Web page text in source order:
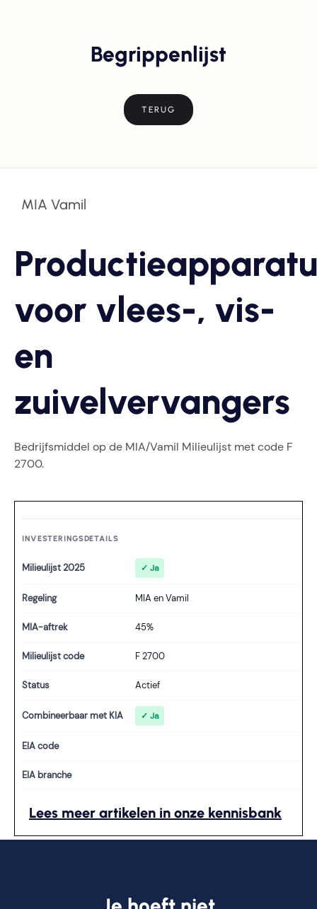
Begrippenlijst
TERUG
MIA Vamil
voor vlees-, vis-
en
zuivelvervangers
Bedrijfsmiddel op de MIA/Vamil Milieulijst met code F
2700.
INVESTERINGSDETAILS
Milieulijst 2025 ✓ Ja
Regeling MIA en Vamil
MIA-aftrek 45%
Milieulijst code F 2700
Status Actief
Combineerbaar met KIA ✓ Ja
EIA code
EIA branche
Lees meer artikelen in onze kennisbank